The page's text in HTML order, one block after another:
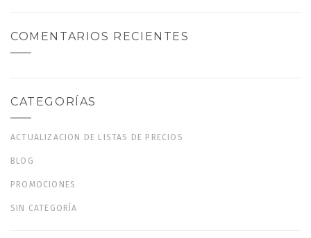
COMENTARIOS RECIENTES
CATEGORÍAS
ACTUALIZACION DE LISTAS DE PRECIOS
BLOG
PROMOCIONES
SIN CATEGORÍA